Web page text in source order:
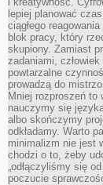
lepiej planować
ciągłego
blok pracy, który
skupiony. Zamiast
zadaniami,
powtarzalne
prowadzą do
Mniej rozproszeń
nauczymy się
albo skończymy
odkładamy. Warto
minimalizm nie jest
chodzi o to, żeby
„odłączyliśmy się
poczucie